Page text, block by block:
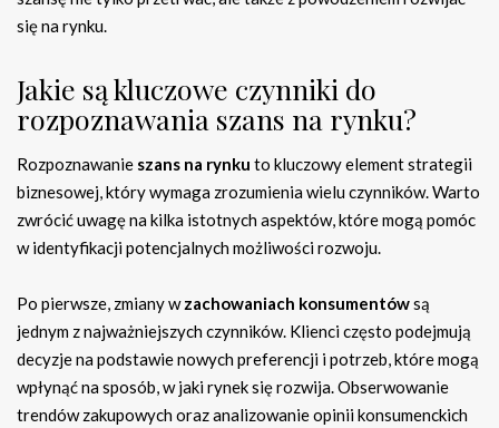
się na rynku.
Jakie są kluczowe czynniki do
rozpoznawania szans na rynku?
Rozpoznawanie szans na rynku to kluczowy element strategii
biznesowej, który wymaga zrozumienia wielu czynników. Warto
zwrócić uwagę na kilka istotnych aspektów, które mogą pomóc
w identyfikacji potencjalnych możliwości rozwoju.
Po pierwsze, zmiany wzachowaniach konsumentówsą
jednym z najważniejszych czynników. Klienci często podejmują
decyzje na podstawie nowych preferencji i potrzeb, które mogą
wpłynąć na sposób, w jaki rynek się rozwija. Obserwowanie
trendów zakupowych oraz analizowanie opinii konsumenckich